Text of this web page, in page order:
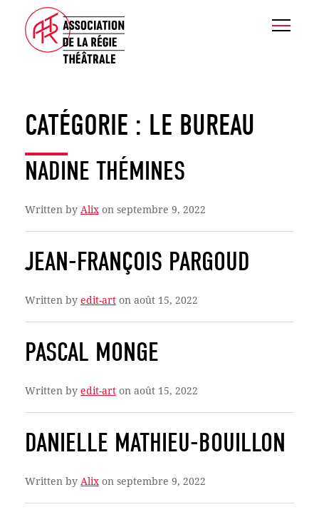
CATÉGORIE : LE BUREAU
NADINE THÉMINES
Written by Alix on septembre 9, 2022
JEAN-FRANÇOIS PARGOUD
Written by edit-art on août 15, 2022
PASCAL MONGE
Written by edit-art on août 15, 2022
DANIELLE MATHIEU-BOUILLON
Written by Alix on septembre 9, 2022